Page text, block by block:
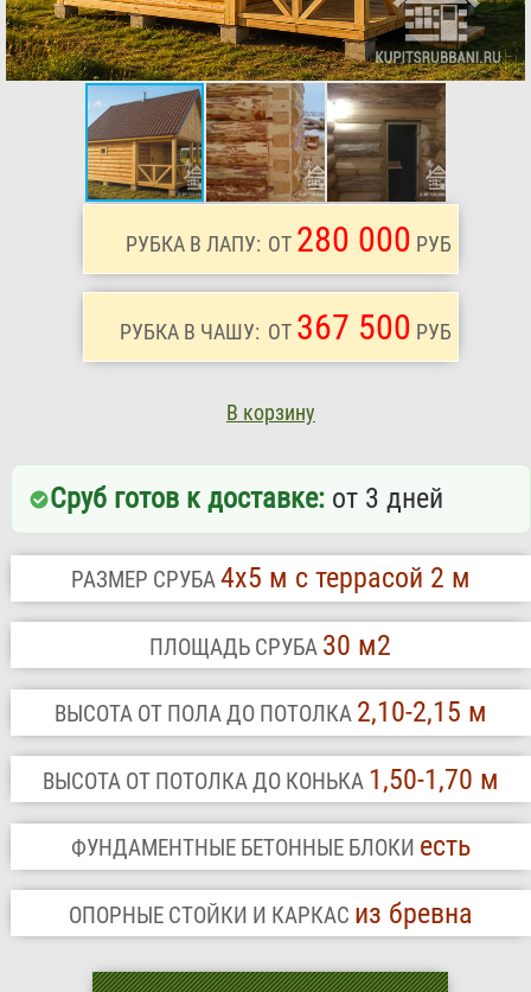
РУБКА В ЛАПУ: ОТ 280 000 РУБ
РУБКА В ЧАШУ: ОТ 367 500 РУБ
В корзину
Сруб готов к доставке:от 3 дней
РАЗМЕР СРУБА4х5 м с террасой 2 м
ПЛОЩАДЬ СРУБА 30 м2
ВЫСОТА ОТ ПОЛА ДО ПОТОЛКА 2,10-2,15 м
ВЫСОТА ОТ ПОТОЛКА ДО КОНЬКА 1,50-1,70 м
ФУНДАМЕНТНЫЕ БЕТОННЫЕ БЛОКИ есть
ОПОРНЫЕ СТОЙКИ И КАРКАС из бревна